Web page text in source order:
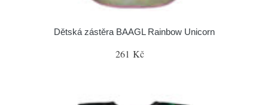
Dětská zástěra BAAGL Rainbow Unicorn
261 Kč